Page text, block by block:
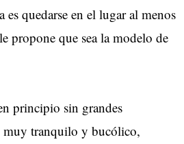
es quedarse en el lugar al menos
propone que sea la modelo de
principio sin grandes
muy tranquilo y bucólico,